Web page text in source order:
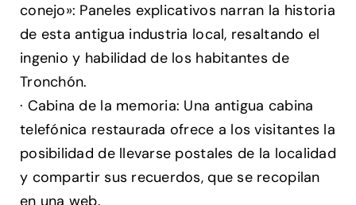
conejo»: Paneles explicativos narran la historia
de esta antigua industria local, resaltando el
ingenio y habilidad de los habitantes de
Tronchón.
· Cabina de la memoria: Una antigua cabina
telefónica restaurada ofrece a los visitantes la
posibilidad de llevarse postales de la localidad
y compartir sus recuerdos, que se recopilan
en una web.